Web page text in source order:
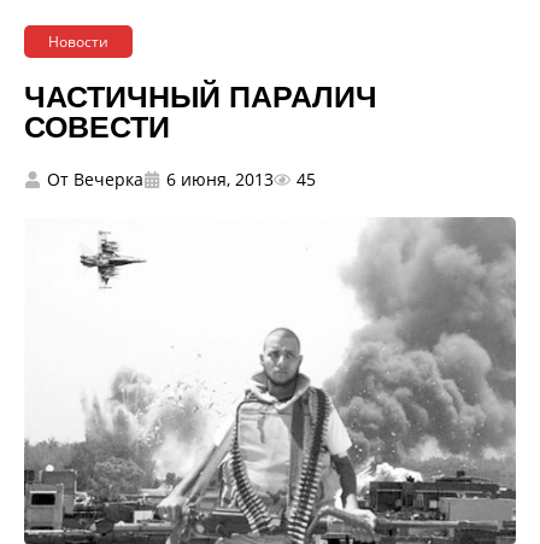
Новости
ЧАСТИЧНЫЙ ПАРАЛИЧ
СОВЕСТИ
От Вечерка 6 июня, 2013 45